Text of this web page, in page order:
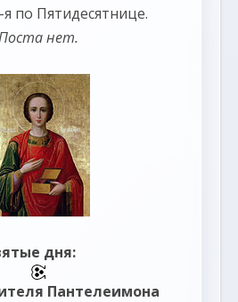
по Пятидесятнице.
нет.
дня:
Пантелеимона